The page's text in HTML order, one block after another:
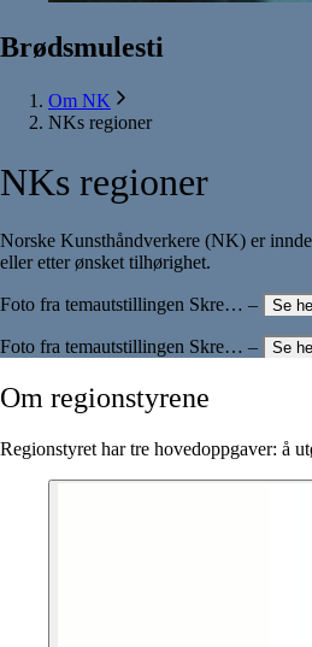
Brødsmulesti
Om NK
NKs regioner
NKs regioner
Norske Kunsthåndverkere (NK) er
eller etter ønsket tilhørighet.
Foto fra temautstillingen Skre… – Se
Foto fra temautstillingen Skre… – Se
Om regionstyrene
Regionstyret har tre hovedoppgaver: å